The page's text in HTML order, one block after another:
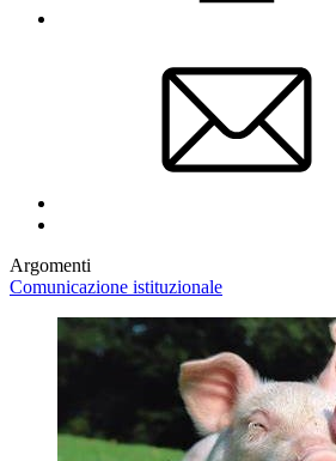
Argomenti
Comunicazione istituzionale